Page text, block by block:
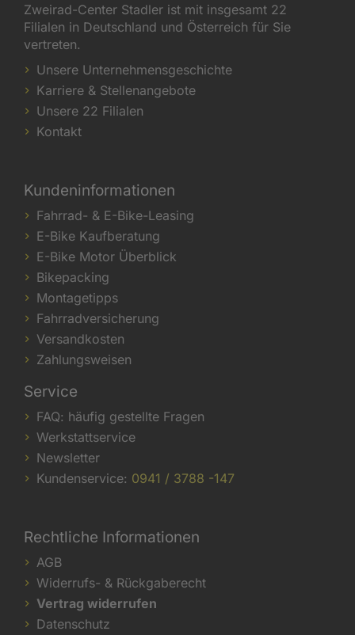
Zweirad-Center Stadler ist mit insgesamt 22
Filialen in Deutschland und Österreich für Sie
vertreten.
Unsere Unternehmensgeschichte
Karriere & Stellenangebote
Unsere 22 Filialen
Kontakt
Kundeninformationen
Fahrrad- & E-Bike-Leasing
E-Bike Kaufberatung
E-Bike Motor Überblick
Bikepacking
Montagetipps
Fahrradversicherung
Versandkosten
Zahlungsweisen
Service
FAQ: häufig gestellte Fragen
Werkstattservice
Newsletter
Kundenservice: 0941 / 3788 -147
Rechtliche Informationen
AGB
Widerrufs- & Rückgaberecht
Vertrag widerrufen
Datenschutz